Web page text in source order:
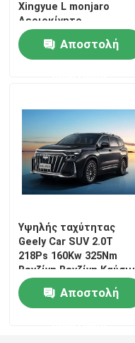
Xingyue L monjaro
Αεριοκίνητο
Αεριοκίνητο Οχήμα
ΑυτοκίνηταΑποστολή
Υψηλής ταχύτητας
Geely Car SUV 2.0T
218Ps 160Kw 325Nm
Βενζίνη Βενζίνη
Νέο αυτοκίνητο
Αποστολή